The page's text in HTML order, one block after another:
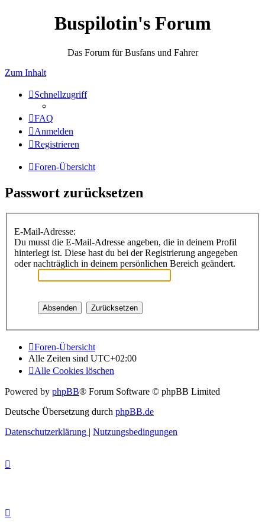
Buspilotin's Forum
Das Forum für Busfans und Fahrer
Zum Inhalt
Schnellzugriff
FAQ
Anmelden
Registrieren
Foren-Übersicht
Passwort zurücksetzen
E-Mail-Adresse:
Du musst die E-Mail-Adresse angeben, die in deinem Profil
hinterlegt ist. Diese hast du bei der Registrierung angegeben
oder nachträglich in deinem persönlichen Bereich geändert.
Foren-Übersicht
Alle Zeiten sind UTC+02:00
Alle Cookies löschen
Powered by phpBB® Forum Software © phpBB Limited
Deutsche Übersetzung durch phpBB.de
Datenschutzerklärung | Nutzungsbedingungen